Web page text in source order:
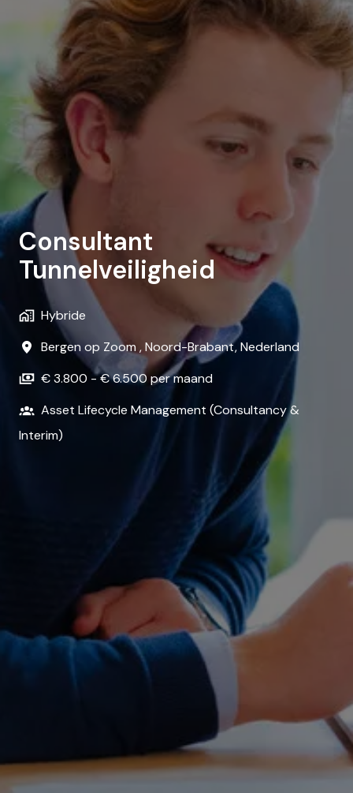
Consultant
Tunnelveiligheid
Hybride
Bergen op Zoom,Noord-Brabant,Nederland
€ 3.800 - € 6.500 per maand
Asset Lifecycle Management (Consultancy &
Interim)